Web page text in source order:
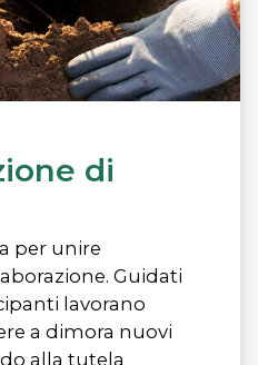
di
per unire
Guidati
lavorano
a dimora nuovi
alla tutela